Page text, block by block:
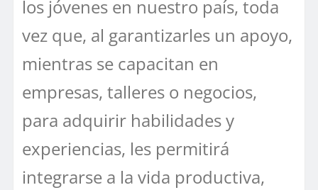
los jóvenes en nuestro país, toda
vez que, al garantizarles un apoyo,
mientras se capacitan en
empresas, talleres o negocios,
para adquirir habilidades y
experiencias, les permitirá
integrarse a la vida productiva,